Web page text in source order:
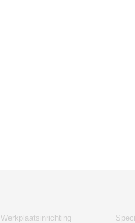
Werkplaatsinrichting